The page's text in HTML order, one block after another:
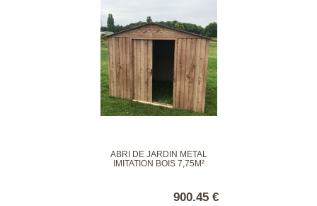
ABRI DE JARDIN MÉTAL
IMITATION BOIS 7,75M²
900.45 €